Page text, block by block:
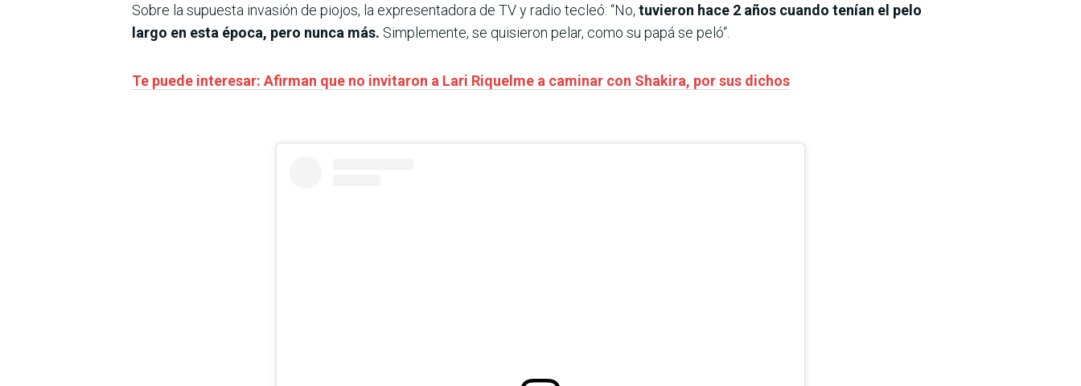
Sobre la supuesta invasión de piojos, la expresentadora de TV y radio tecleó: “No, tuvieron hace 2 años cuando tenían el pelo
largo en esta época, pero nunca más. Simplemente, se quisieron pelar, como su papá se peló“.
Te puede interesar: Afirman que no invitaron a Lari Riquelme a caminar con Shakira, por sus dichos